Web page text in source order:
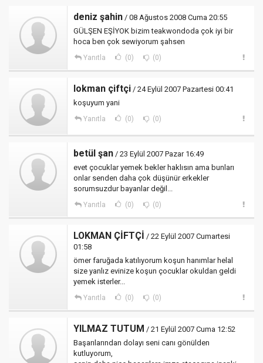
deniz şahin / 08 Ağustos 2008 Cuma 20:55
GÜLŞEN EŞİYOK bizim teakwondoda çok iyi bir
hoca ben çok sewiyorum şahsen
Yanıtla (0) (0)
lokman çiftçi / 24 Eylül 2007 Pazartesi 00:41
koşuyum yani
Yanıtla (0) (0)
betül şan / 23 Eylül 2007 Pazar 16:49
evet çocuklar yemek bekler haklısın ama bunları
onlar senden daha çok düşünür erkekler
sorumsuzdur bayanlar değil...
Yanıtla (0) (0)
LOKMAN ÇİFTÇİ / 22 Eylül 2007 Cumartesi
01:58
ömer faruğada katılıyorum koşun hanımlar helal
size yanlız evinize koşun çocuklar okuldan geldi
yemek isterler...
Yanıtla (0) (0)
YILMAZ TUTUM / 21 Eylül 2007 Cuma 12:52
Başarılarından dolayı seni canı gönülden
kutluyorum,